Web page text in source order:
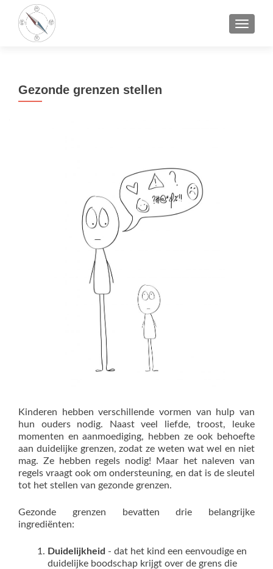
Gezonde grenzen stellen
Kinderen hebben verschillende vormen van hulp van
hun ouders nodig. Naast veel liefde, troost, leuke
momenten en aanmoediging, hebben ze ook behoefte
aan duidelijke grenzen, zodat ze weten wat wel en niet
mag. Ze hebben regels nodig! Maar het naleven van
regels vraagt ook om ondersteuning, en dat is de sleutel
tot het stellen van gezonde grenzen.
Gezonde grenzen bevatten drie belangrijke
ingrediënten:
Duidelijkheid - dat het kind een eenvoudige en
duidelijke boodschap krijgt over de grens die